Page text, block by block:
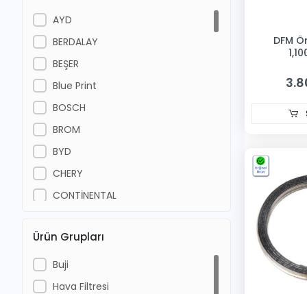
FAW
AYD
BERDALAY
BEŞER
Blue Print
BOSCH
BROM
BYD
CHERY
CONTİNENTAL
DELPHI
DFM
DFSK
Ürün Grupları
Buji
Hava Filtresi
DFM